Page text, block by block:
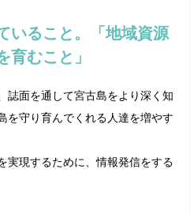
いること。「地域資源
育むこと」
誌面を通して宮古島をより深く知
を守り育んでくれる人達を増やす
実現するために、情報発信をする